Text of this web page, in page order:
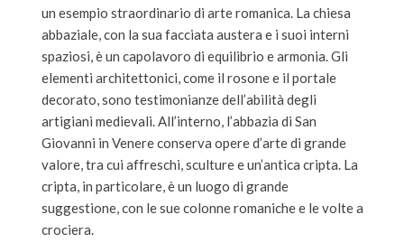
un esempio straordinario di arte romanica. La chiesa
abbaziale, con la sua facciata austera e i suoi interni
spaziosi, è un capolavoro di equilibrio e armonia. Gli
elementi architettonici, come il rosone e il portale
decorato, sono testimonianze dell’abilità degli
artigiani medievali. All’interno, l’abbazia di San
Giovanni in Venere conserva opere d’arte di grande
valore, tra cui affreschi, sculture e un’antica cripta. La
cripta, in particolare, è un luogo di grande
suggestione, con le sue colonne romaniche e le volte a
crociera.